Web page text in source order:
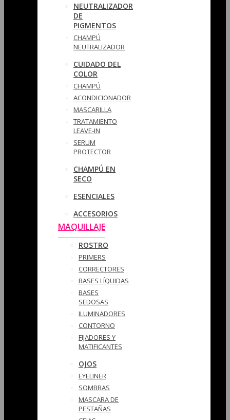
NEUTRALIZADOR
DE
PIGMENTOS
CHAMPÚ
NEUTRALIZADOR
CUIDADO DEL
COLOR
CHAMPÚ
ACONDICIONADOR
MASCARILLA
TRATAMIENTO
LEAVE-IN
SERUM
PROTECTOR
CHAMPÚ EN
SECO
ESENCIALES
ACCESORIOS
MAQUILLAJE
ROSTRO
PRIMERS
CORRECTORES
BASES LÍQUIDAS
BASES
SEDOSAS
ILUMINADORES
CONTORNO
FIJADORES Y
MATIFICANTES
OJOS
EYELINER
SOMBRAS
MASCARA DE
PESTAÑAS